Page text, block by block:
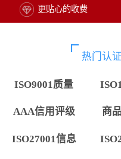
更贴心的收费
热门认
ISO9001质量
AAA信用评级 商
ISO27001信息